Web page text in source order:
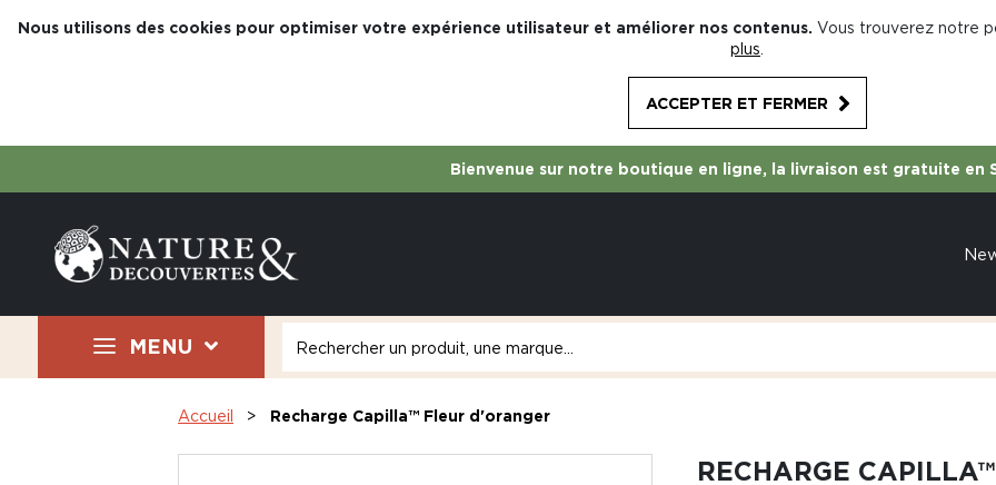
Nous utilisons des cookies pour optimiser votre expérience utilisateur et améliorer nos contenus. Vous trouverez notre
plus
ACCEPTER ET FERMER
Bienvenue sur notre boutique en ligne, la livraison est gratuite en
MENU
Accueil Recharge Capilla™ Fleur d'oranger
RECHARGE